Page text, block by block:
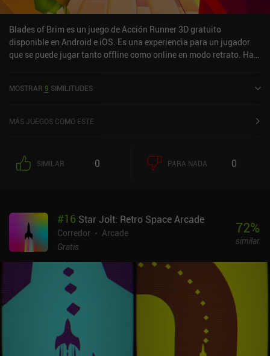
Blades of Brim es un juego de Acción Runner 3D gratuito
disponible en Android e iOS. Es una experiencia para un jugador
que se puede jugar tanto offline como online en modo retrato. Ha
actual de 4,4 sobre 5,0 en Google Play y de 4,7 sobre 5,0 en la App
MOSTRAR 9 SIMILITUDES
MÁS JUEGOS COMO ESTE
SIMILAR 0 PARA NADA 0
#16 Star Jolt: Retro Space Arcade
Corredor
Arcade
Gratis
72%
similar